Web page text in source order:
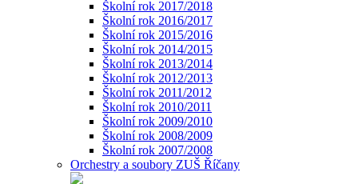
Školní rok 2017/2018
Školní rok 2016/2017
Školní rok 2015/2016
Školní rok 2014/2015
Školní rok 2013/2014
Školní rok 2012/2013
Školní rok 2011/2012
Školní rok 2010/2011
Školní rok 2009/2010
Školní rok 2008/2009
Školní rok 2007/2008
Orchestry a soubory ZUŠ Říčany